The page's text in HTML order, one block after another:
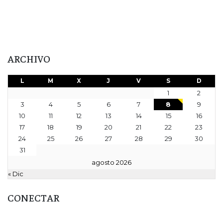
ARCHIVO
agosto 2026
L M X J V S D
1
2
3
4 5 6 7 8
9
10
11 12 13 14 15
16
17
18 19 20 21 22
23
24
25 26 27 28 29
30
31
« Dic
CONECTAR